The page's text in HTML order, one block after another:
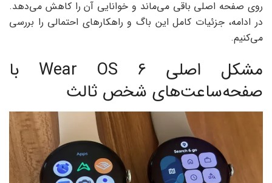
روی صفحه اصلی باقی می‌ماند و خوانایی آن را کاهش می‌دهد.
در ادامه، جزئیات کامل این باگ و راهکارهای احتمالی را بررسی
می‌کنیم.
مشکل اصلی Wear OS 6 با
صفحه‌ساعت‌های شخص ثالث